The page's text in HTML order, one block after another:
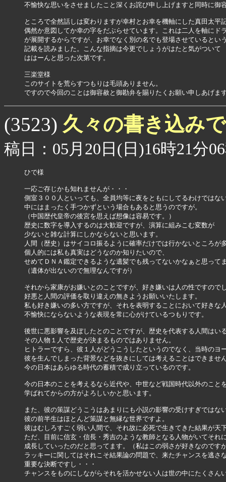
不愉快な思いをさせましたこと深くお詫び申し上げますと同時に御
ところで全然話しは変わりますが幸村とお幸を機軸にした真田太平
偶然か意図してか幸の字をだぶらせています。これは二人を軸にド
が展開するからですが、お幸でなく別の名でも登場させているとい
記載を読みました。こんな指摘は今更でしょうがはたと気がついて
ははーんと思った次第です。
三楽堂様
このサイトを荒らすつもりは毛頭ありません。
ですので今回のことは御容赦と御勘弁を賜りたくお願い申しあげま
(3523) 久々の書き込み
稿日：05月20日(日)16時21分
ひで様
一応ご存じかも知れませんが・・・
側室３００人といっても、全員均等に夜をともにしてるわけではな
中にはまったく手つかずという場合もあると思うのですが。
（中国歴代皇帝の後宮を思えば想像は容易です。）
歴史に数字を導入するのは大歓迎ですが、演算に組みこむ変数が
少ないと雑な計算にしかならないと思います。
人間（歴史）はサイコロ振るように確率だけでは行かないところが
個人的には私も真実はどうなのか知りたいので、
せめてＤＮＡ鑑定できるような遺髪でも残ってないかなぁと思って
（遺体が出ないので無理なんですが）
それから家康がお嫌いとのことですが、好き嫌いは人の性ですので
好悪と人間の評価を取り違えの無きようお願いいたします。
私も好き嫌いの多い方ですが、それを表明することにおいて好きな
不愉快にならないような表現を常に心がけているつもりです。
後世に悪影響を及ぼしたとのことですが、歴史を代表する人間はい
その人物１人で歴史が決まるものではありません。
ヒトラーですら、彼１人がどうこうしたというのでなく、当時のヨ
彼を生んでしまった背景などを抜きにしては考えることはできませ
今の日本はあらゆる時代の蓄積で成り立っているのです。
今の日本のことを考えるなら近代や、中世など戦国時代以外のこと
学ばれてからの方がよろしいかと思います。
また、彼の策謀どうこうはあまりにも小説の影響の受けすぎではな
彼の前半生はほとんど策謀と無縁な世界ですよ。
彼はむしろすごく弱い人間で、それ故に必死で生きてきた結果が天
ただ、目前に信玄・信長・秀吉のような教師となる人物がいてそれ
成長していったのだと思ってます。（私はこの弱さが好きなのです
ラッキーに関してはそれこそ結果論の問題で、来たチャンスを逃さ
重要な決断ですし・・・
チャンスをものにしながらそれを活かせない人は世の中にたくさん